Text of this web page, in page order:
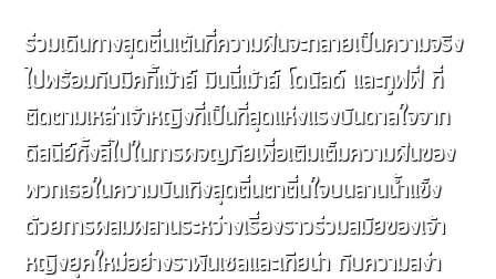
ร่วมเดินทางสุดตื่นเต้นที่ความฝันจะกลายเป็นความจริง
ไปพร้อมกับมิคกี้เม้าส์ มินนี่เม้าส์ โดนัลด์ และกูฟฟี่ ที่
ติดตามเหล่าเจ้าหญิงที่เป็นที่สุดแห่งแรงบันดาลใจจาก
ดิสนีย์ทั้งสี่ไปในการผจญภัยเพื่อเติมเต็มความฝันของ
พวกเธอในความบันเทิงสุดตื่นตาตื่นใจบนลานน้ำแข็ง
ด้วยการผสมผสานระหว่างเรื่องราวร่วมสมัยของเจ้า
หญิงยุคใหม่อย่างราพันเซลและเทียน่า กับความสง่า